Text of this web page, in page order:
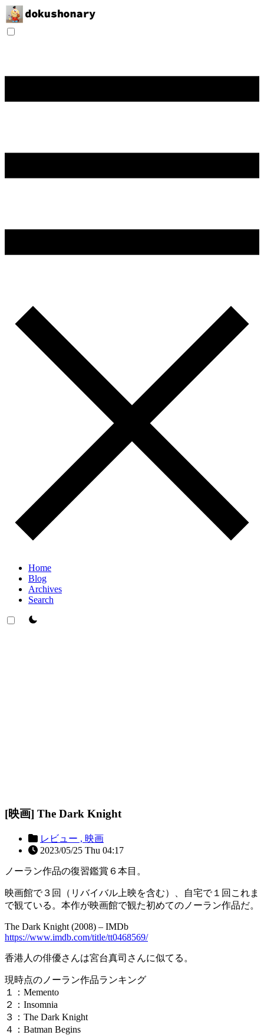
Home
Blog
Archives
Search
theme switcher
[映画] The Dark Knight
レビュー , 映画
2023/05/25 Thu 04:17
ノーラン作品の復習鑑賞６本目。
映画館で３回（リバイバル上映を含む）、自宅で１回これま
で観ている。本作が映画館で観た初めてのノーラン作品だ。
The Dark Knight (2008) – IMDb
https://www.imdb.com/title/tt0468569/
香港人の俳優さんは宮台真司さんに似てる。
現時点のノーラン作品ランキング
１：Memento
２：Insomnia
３：The Dark Knight
４：Batman Begins